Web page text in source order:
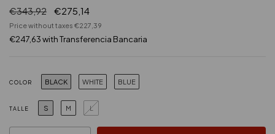
€343,92 €275,14
Price without taxes €227,39
€247,63withTransferencia Bancaria
COLOR BLACK WHITE BLUE
TALLE S M L